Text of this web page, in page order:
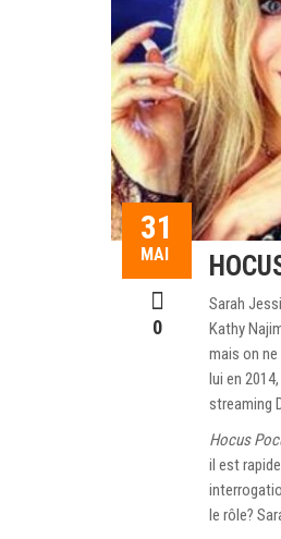
31
MAI
0
Sarah
Kathy
mais on
lui en
streaming
Hocus
il est
le rôle?